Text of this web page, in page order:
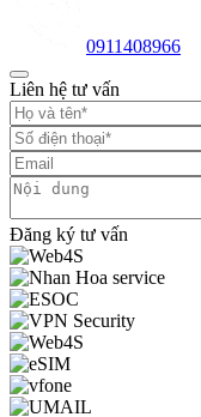
0911408966
Liên hệ tư vấn
Đăng ký tư vấn